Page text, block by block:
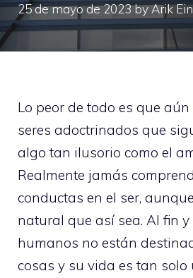
25 de mayo de 2023byArik
Lo peor de todo es que
seres adoctrinados que
algo tan ilusorio como el
Realmente jamás
conductas en el ser,
natural que así sea. Al fin y
humanos no están
cosas y su vida es tan solo